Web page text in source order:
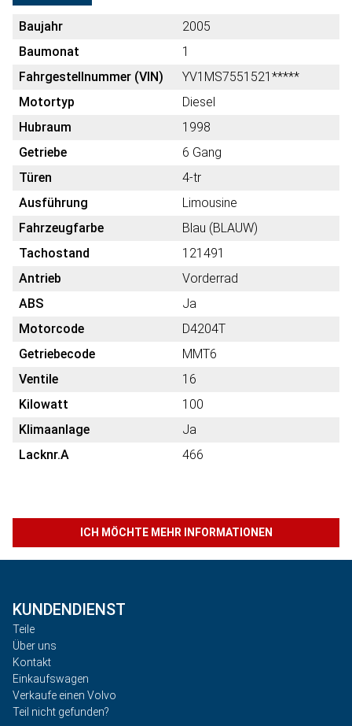
Baujahr
2005
Baumonat
1
Fahrgestellnummer (VIN)
YV1MS7551521*****
Motortyp
Diesel
Hubraum
1998
Getriebe
6 Gang
Türen
4-tr
Ausführung
Limousine
Fahrzeugfarbe
Blau (BLAUW)
Tachostand
121491
Antrieb
Vorderrad
ABS
Ja
Motorcode
D4204T
Getriebecode
MMT6
Ventile
16
Kilowatt
100
Klimaanlage
Ja
Lacknr.A
466
ICH MÖCHTE MEHR INFORMATIONEN
KUNDENDIENST
Teile
Über uns
Kontakt
Einkaufswagen
Verkaufe einen Volvo
Teil nicht gefunden?